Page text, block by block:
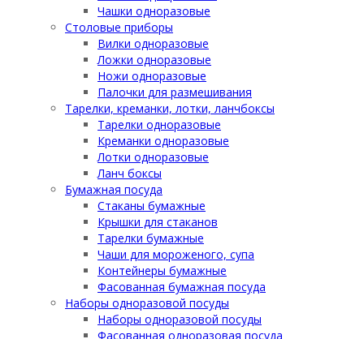
Чашки одноразовые
Столовые приборы
Вилки одноразовые
Ложки одноразовые
Ножи одноразовые
Палочки для размешивания
Тарелки, креманки, лотки, ланчбоксы
Тарелки одноразовые
Креманки одноразовые
Лотки одноразовые
Ланч боксы
Бумажная посуда
Стаканы бумажные
Крышки для стаканов
Тарелки бумажные
Чаши для мороженого, супа
Контейнеры бумажные
Фасованная бумажная посуда
Наборы одноразовой посуды
Наборы одноразовой посуды
Фасованная одноразовая посуда